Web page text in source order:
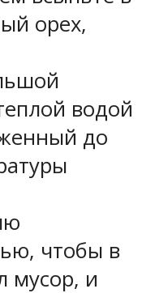
орех,
водой
до
чтобы в
мусор, и